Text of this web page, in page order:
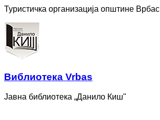
Туристичка организација општине Врбас
Bиблиотека Vrbas
Јавна библиотека „Данило Киш"